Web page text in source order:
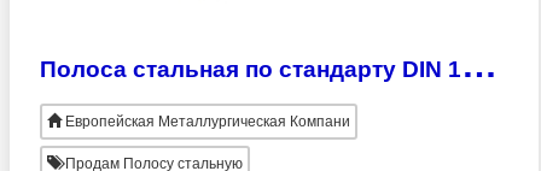
П
олоса стальная по стандарту DIN 17212
Европейская Металлургическая Компани
Продам Полосу стальную